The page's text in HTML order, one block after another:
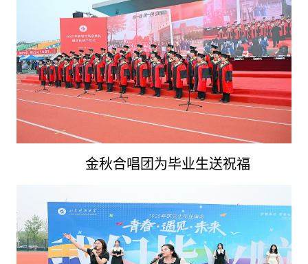
金秋合唱团为毕业生送祝福